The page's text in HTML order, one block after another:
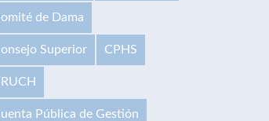
de Dama
Superior CPHS
Pública de Gestión